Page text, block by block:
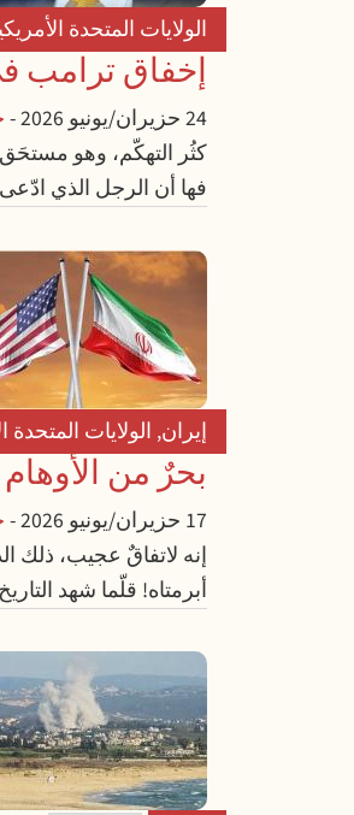
الولايات المتحدة
إخفاق ترامب
24 حزيران/يونيو 2026 -
كثُر التهكّم، وهو مستحَق
فها أن الرجل الذي
إيران, الولايات المتحدة
بحرٌ من
17 حزيران/يونيو 2026 -
إنه لاتفاقٌ عجيب، ذلك
أبرمتاه! قلّما شهد